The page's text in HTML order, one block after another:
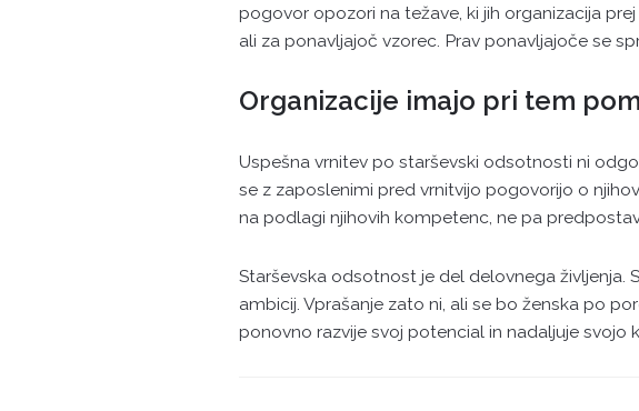
pogovor opozori na težave, ki jih organizacija
ali za ponavljajoč vzorec. Prav ponavljajoče se
Organizacije imajo pri tem
Uspešna vrnitev po starševski odsotnosti ni
se z zaposlenimi pred vrnitvijo pogovorijo o
na podlagi njihovih kompetenc, ne pa
Starševska odsotnost je del delovnega življenja.
ambicij. Vprašanje zato ni, ali se bo ženska po
ponovno razvije svoj potencial in nadaljuje svojo